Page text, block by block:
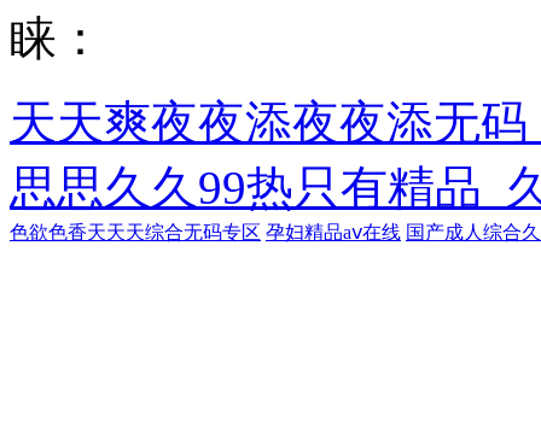
睐：
天天爽夜夜添夜夜添无
思思久久99热只有精品_
色欲色香天天天综合无码专区 孕妇精品aⅴ在线 国产成人综合